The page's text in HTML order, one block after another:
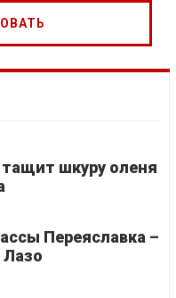
тащит шкуру оленя
Переяславка –
Лазо